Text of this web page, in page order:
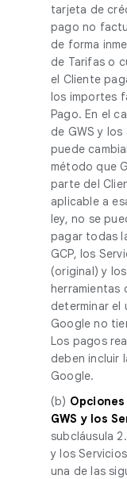
tarjeta de
pago no
de forma
de Tarifas o
el Cliente
los importes
Pago. En el
de GWS y
puede
método que
parte del
aplicable a
ley, no se
pagar todas
GCP, los
(original) y
herramientas
determinar el
Google no
Los pagos
deben incluir
Google.
(b)
GWS y los
subcláusula
y los
una de las